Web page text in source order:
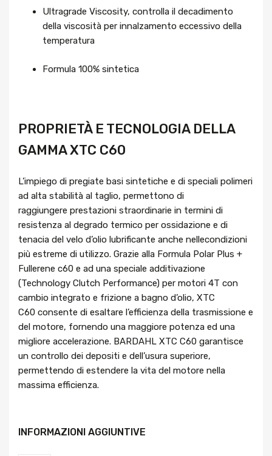
Ultragrade Viscosity, controlla il decadimento
della viscosità per innalzamento eccessivo della
temperatura
Formula 100% sintetica
PROPRIETÀ E TECNOLOGIA DELLA
GAMMA XTC C60
L’impiego di pregiate basi sintetiche e di speciali polimeri
ad alta stabilità al taglio, permettono di
raggiungere prestazioni straordinarie in termini di
resistenza al degrado termico per ossidazione e di
tenacia del velo d’olio lubrificante anche nellecondizioni
più estreme di utilizzo. Grazie alla Formula Polar Plus +
Fullerene c60 e ad una speciale additivazione
(Technology Clutch Performance) per motori 4T con
cambio integrato e frizione a bagno d’olio, XTC
C60 consente di esaltare l’efficienza della trasmissione e
del motore, fornendo una maggiore potenza ed una
migliore accelerazione. BARDAHL XTC C60 garantisce
un controllo dei depositi e dell’usura superiore,
permettendo di estendere la vita del motore nella
massima efficienza.
INFORMAZIONI AGGIUNTIVE